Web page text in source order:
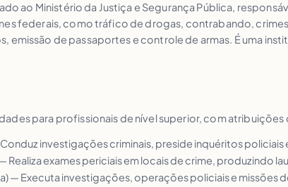
ao Ministério da Justiça e Segurança Pública,
federais, como tráfico de drogas, contrabando,
de passaportes e controle de armas. É uma
para profissionais de nível superior, com
investigações criminais, preside inquéritos
Realiza exames periciais em locais de crime, produzindo
— Executa investigações, operações policiais e missões